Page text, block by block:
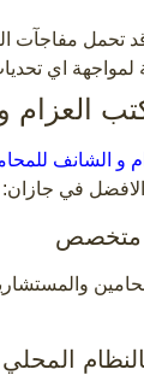
قد تحمل
لمواجهة اي
و الشانف
الافضل في جازان:
متخصص
المحلي